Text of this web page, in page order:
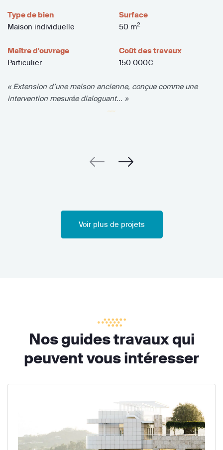
Type de bien
Maison individuelle
Surface
50 m2
Maître d'ouvrage
Particulier
Coût des travaux
150 000€
« Extension d’une maison ancienne, conçue comme une
intervention mesurée dialoguant... »
Voir plus de projets
Nos guides travaux qui
peuvent vous intéresser